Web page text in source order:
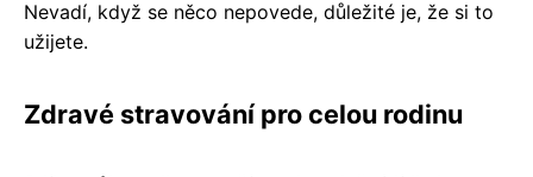
Nevadí, když se něco nepovede, důležité je, že si to
užijete.
Zdravé stravování pro celou rodinu